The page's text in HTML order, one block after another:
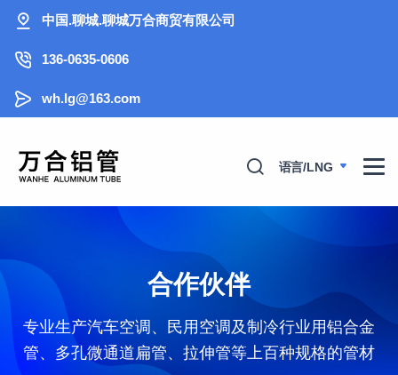
中国.聊城.聊城万合商贸有限公司
136-0635-0606
wh.lg@163.com
语言/LNG
合作伙伴
专业生产汽车空调、民用空调及制冷行业用铝合金
管、多孔微通道扁管、拉伸管等上百种规格的管材